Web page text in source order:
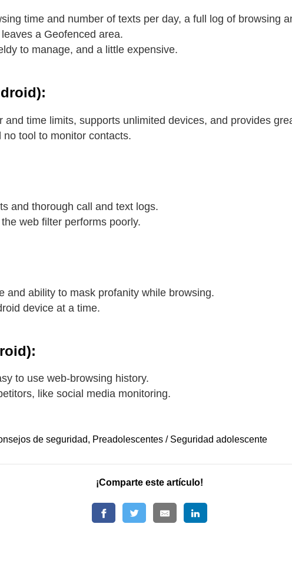
time and number of texts per day, a full log of browsing
a Geofenced area.
to manage, and a little expensive.
and time limits, supports unlimited devices, and provides
tool to monitor contacts.
and thorough call and text logs.
web filter performs poorly.
and ability to mask profanity while browsing.
device at a time.
to use web-browsing history.
like social media monitoring.
de seguridad, Preadolescentes / Seguridad adolescente
¡Comparte este artículo!